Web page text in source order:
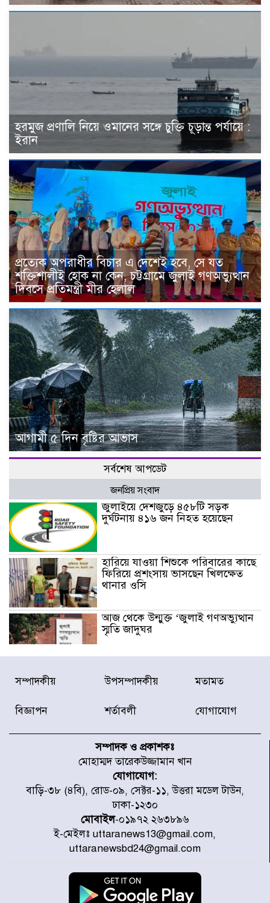
হরমুজ প্রণালি নিয়ে ওমানের সঙ্গে চুক্তি চূড়ান্ত পর্যায়ে :
ইরান
প্রত্যেক অপরাধীর বিচার এ দেশেই হবে, সে যত
শক্তিশালীই হোক না কেন, চট্টগ্রামে জুলাই গণঅভ্যুত্থান
দিবসে প্রতিমন্ত্রী মীর হেলাল
আগামী ৫ দিন বৃষ্টির আভাস
সর্বশেষ আপডেট
জনপ্রিয় সংবাদ
জুলাইয়ে দেশজুড়ে ৪৫৮টি সড়ক
দুর্ঘটনায় ৪১৬ জন নিহত হয়েছেন
হারিয়ে যাওয়া শিশুকে পরিবারের কাছে
ফিরিয়ে প্রশংসায় ভাসছেন খিলক্ষেত
থানার ওসি
আজ থেকে উন্মুক্ত ‘জুলাই গণঅভ্যুত্থান
স্মৃতি জাদুঘর
রাজধানীর উত্তরা আঞ্চলিক পাসপোর্ট
অফিসের সামনে দালাল চক্রের ১৩ জন
করেছে র‌্যাব-১
চূড়ান্ত পর্যায়ে : ইরান
প্রত্যেক অপরাধীর বিচার এ দেশেই
হবে, সে যত শক্তিশালীই হোক না কেন,
চট্টগ্রামে জুলাই গণঅভ্যুত্থান দিবসে
প্রতিমন্ত্রী মীর হেলাল
আগামী ৫ দিন বৃষ্টির আভাস
হাসিনার বক্তব্য প্রচারে ভারতের সমর্থন
সম্পাদকীয় উপসম্পাদকীয় মতামত
বিজ্ঞাপন শর্তাবলী যোগাযোগ
সম্পাদক ও প্রকাশকঃ
মোহাম্মদ তারেকউজ্জামান খান
যোগাযোগ:
বাড়ি-৩৮ (৪বি), রোড-০৯, সেক্টর-১১, উত্তরা মডেল টাউন,
ঢাকা-১২৩০
মোবাইল-০১৯৭২ ২৬৩৮৯৬
ই-মেইলঃ uttaranews13@gmail.com,
uttaranewsbd24@gmail.com